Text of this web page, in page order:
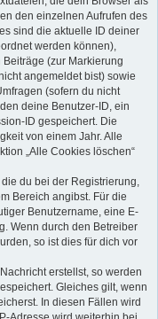
den einzelnen Aufrufen des
sind die aktuelle ID deiner
werden können),
(zur Markierung
angemeldet bist) sowie
(sofern du nicht
deine Benutzer-ID, ein
ID gespeichert. Die
von einem Jahr. Alle
„Alle Cookies löschen“
du bei der Registrierung,
Bereich angibst. Für die
Benutzername, eine E-
Wenn durch den Betreiber
so ist dies für dich vor
erstellst, so werden
Gleiches gilt, wenn
In diesen Fällen wird